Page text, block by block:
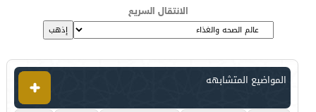
الانتقال السريع
المواضيع المتشابهه